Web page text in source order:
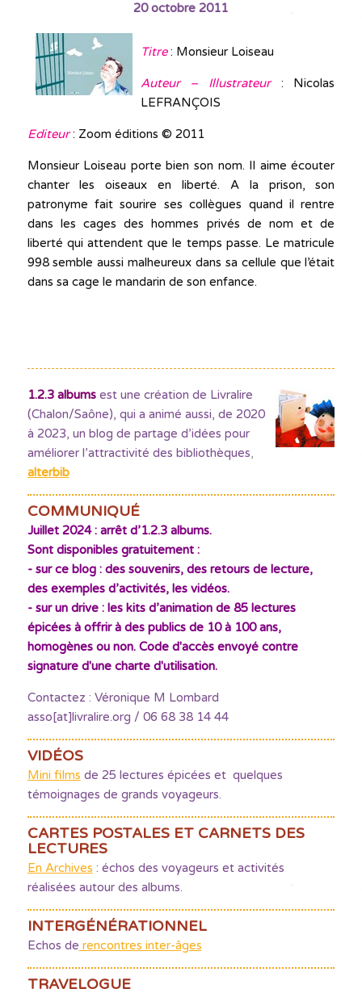
20 octobre 2011
Titre: Monsieur Loiseau
Auteur – Illustrateur : Nicolas
LEFRANÇOIS
Editeur: Zoom éditions © 2011
Monsieur Loiseau porte bien son nom. Il aime écouter
chanter les oiseaux en liberté. A la prison, son
patronyme fait sourire ses collègues quand il rentre
dans les cages des hommes privés de nom et de
liberté qui attendent que le temps passe. Le matricule
998 semble aussi malheureux dans sa cellule que l’était
dans sa cage le mandarin de son enfance.
1.2.3 albumsest une création de Livralire
(Chalon/Saône), qui a animé aussi, de 2020
à 2023, un blog de partage d’idées pour
améliorer l’attractivité des bibliothèques,
alterbib
COMMUNIQUÉ
Juillet 2024 : arrêt d’1.2.3 albums.
Sont disponibles gratuitement :
- sur ce blog : des souvenirs, des retours de lecture,
des exemples d’activités, les vidéos.
- sur un drive : les kits d’animation de 85 lectures
épicées à offrir à des publics de 10 à 100 ans,
homogènes ou non. Code d'accès envoyé contre
signature d'une charte d'utilisation.
Contactez : Véronique M Lombard
asso[at]livralire.org / 06 68 38 14 44
VIDÉOS
Mini films de 25 lectures épicées et quelques
témoignages de grands voyageurs.
CARTES POSTALES ET CARNETS DES
LECTURES
En Archives : échos des voyageurs et activités
réalisées autour des albums.
INTERGÉNÉRATIONNEL
Echos de rencontres inter-âges
TRAVELOGUE